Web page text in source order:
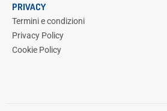
PRIVACY
Termini e condizioni
Privacy Policy
Cookie Policy